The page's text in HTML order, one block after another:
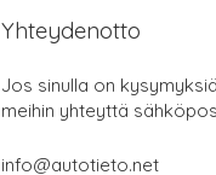
Yhteydenotto
Jos sinulla on
meihin yhteyttä
info@autotieto.net